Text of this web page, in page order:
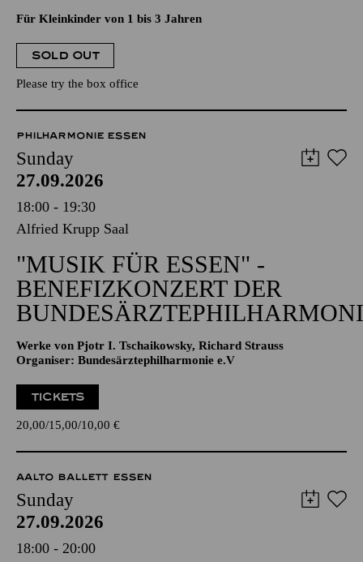
Für Kleinkinder von 1 bis 3 Jahren
SOLD OUT
Please try the box office
PHILHARMONIE ESSEN
Sunday
27.09.2026
18:00 - 19:30
Alfried Krupp Saal
"MUSIK FÜR ESSEN" -
BENEFIZKONZERT DER
Werke von Pjotr I. Tschaikowsky, Richard Strauss
Organiser: Bundesärztephilharmonie e.V
TICKETS
20,00 15,00 10,00 €
AALTO BALLETT ESSEN
Sunday
27.09.2026
18:00 - 20:00